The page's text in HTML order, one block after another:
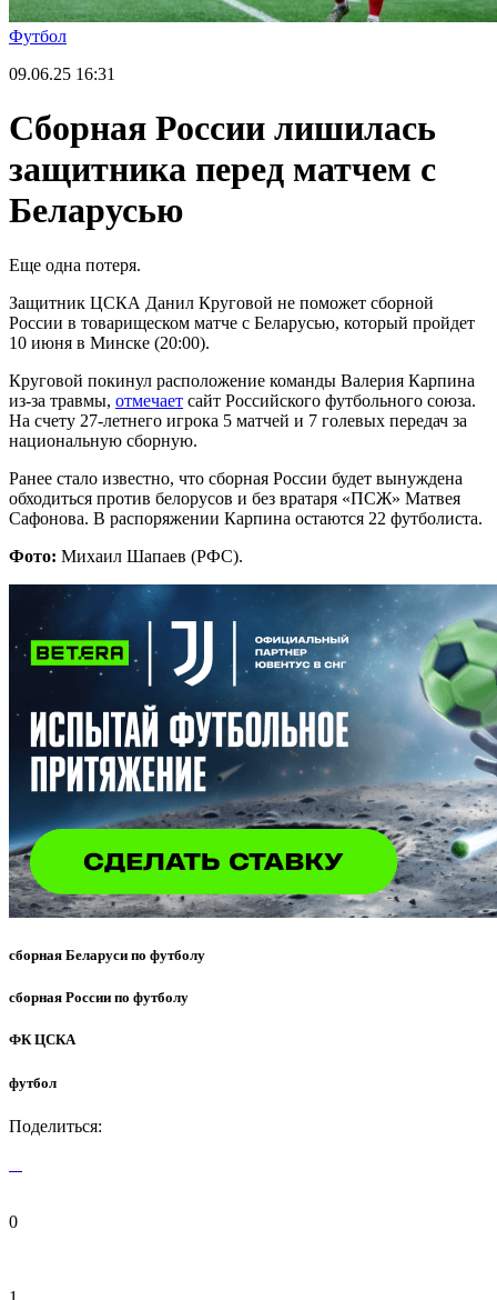
Футбол
09.06.25 16:31
Сборная России лишилась
защитника перед матчем с
Беларусью
Еще одна потеря.
Защитник ЦСКА Данил Круговой не поможет сборной
России в товарищеском матче с Беларусью, который пройдет
10 июня в Минске (20:00).
Круговой покинул расположение команды Валерия Карпина
из-за травмы, отмечает сайт Российского футбольного союза.
На счету 27-летнего игрока 5 матчей и 7 голевых передач за
национальную сборную.
Ранее стало известно, что сборная России будет вынуждена
обходиться против белорусов и без вратаря «ПСЖ» Матвея
Сафонова. В распоряжении Карпина остаются 22 футболиста.
Фото: Михаил Шапаев (РФС).
сборная Беларуси по футболу
сборная России по футболу
ФК ЦСКА
футбол
Поделиться:
0